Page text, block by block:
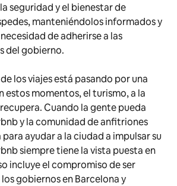
seguridad y el bienestar de
manteniéndolos informados y
de adherirse a las
del gobierno.
los viajes está pasando por una
estos momentos, el turismo, a la
Cuando la gente pueda
y la comunidad de anfitriones
ayudar a la ciudad a impulsar su
siempre tiene la vista puesta en
incluye el compromiso de ser
gobiernos en Barcelona y